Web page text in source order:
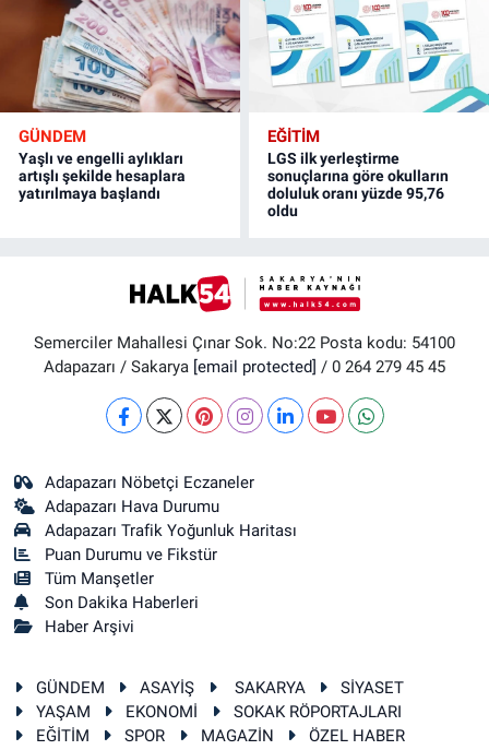
GÜNDEM
Yaşlı ve engelli aylıkları
artışlı şekilde hesaplara
yatırılmaya başlandı
EĞİTİM
LGS ilk yerleştirme
sonuçlarına göre okulların
doluluk oranı yüzde 95,76
oldu
Semerciler Mahallesi Çınar Sok. No:22 Posta kodu: 54100
Adapazarı / Sakarya [email protected] / 0 264 279 45 45
Adapazarı Nöbetçi Eczaneler
Adapazarı Hava Durumu
Adapazarı Trafik Yoğunluk Haritası
Puan Durumu ve Fikstür
Tüm Manşetler
Son Dakika Haberleri
Haber Arşivi
GÜNDEM ASAYİŞ SAKARYA
SİYASET
YAŞAM
EKONOMİ
SOKAK RÖPORTAJLARI
EĞİTİM
SPOR MAGAZİN ÖZEL HABER